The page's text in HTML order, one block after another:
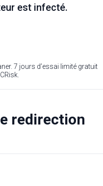
est infecté.
7 jours d’essai limité gratuit
redirection